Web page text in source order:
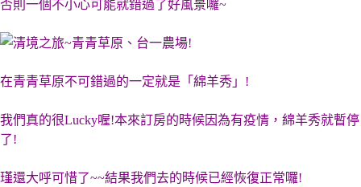
否則一個不小心可能就錯過了好風景囉~
在青青草原不可錯過的一定就是「綿羊秀」!
我們真的很Lucky喔!本來訂房的時候因為有疫情，綿羊秀就暫停
了!
瑾還大呼可惜了~~結果我們去的時候已經恢復正常囉!